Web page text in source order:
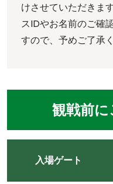
けさせていただきま
スIDやお名前のご確
すので、予めご了承
観戦前
入場ゲート